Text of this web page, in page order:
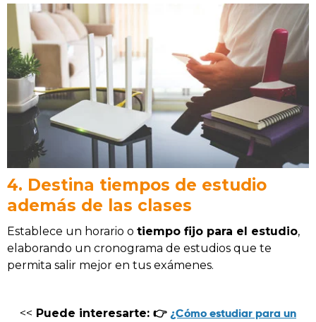
4. Destina tiempos de estudio
además de las clases
Establece un horario o tiempo fijo para el estudio,
elaborando un cronograma de estudios que te
permita salir mejor en tus exámenes.
<< Puede interesarte: 👉 ¿Cómo estudiar para un